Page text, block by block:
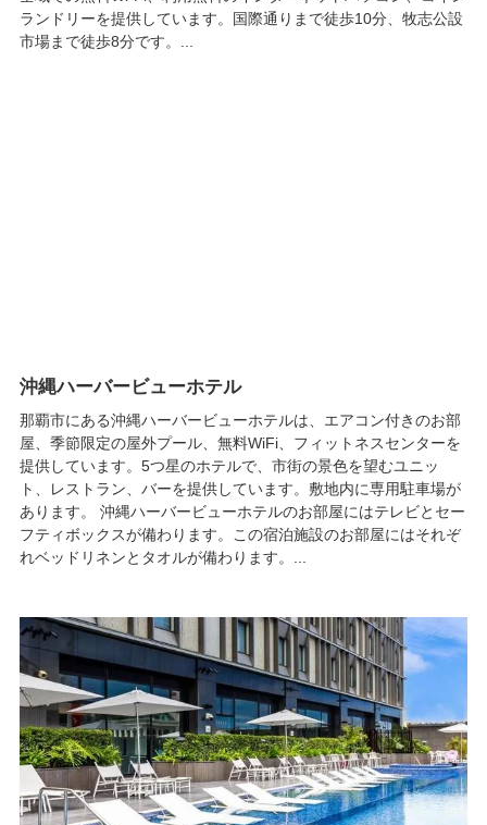
ランドリーを提供しています。国際通りまで徒歩10分、牧志公設
市場まで徒歩8分です。...
沖縄ハーバービューホテル
那覇市にある沖縄ハーバービューホテルは、エアコン付きのお部
屋、季節限定の屋外プール、無料WiFi、フィットネスセンターを
提供しています。5つ星のホテルで、市街の景色を望むユニッ
ト、レストラン、バーを提供しています。敷地内に専用駐車場が
あります。 沖縄ハーバービューホテルのお部屋にはテレビとセー
フティボックスが備わります。この宿泊施設のお部屋にはそれぞ
れベッドリネンとタオルが備わります。...